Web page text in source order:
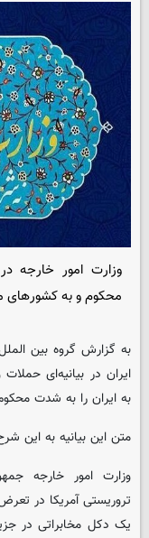
وزارت امور خارجه
محکوم و به کشورهای
به گزارش گروه بین
ایران در بیانیه‌ای
به ایران را به شدت
متن این بیانیه به این
وزارت امور خارجه
تروریستی آمریکا در
یک دکل مخابراتی در